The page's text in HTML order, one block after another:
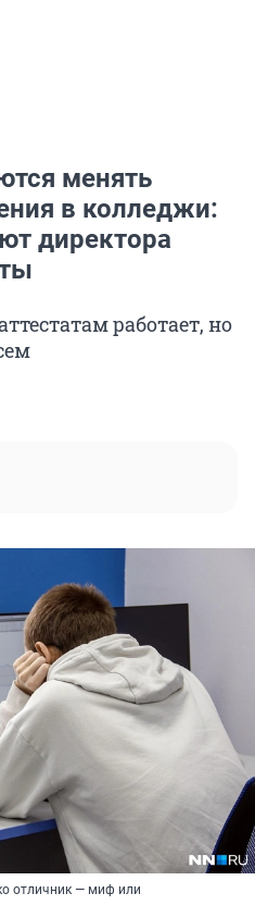
менять
в колледжи:
директора
работает, но
отличник — миф или